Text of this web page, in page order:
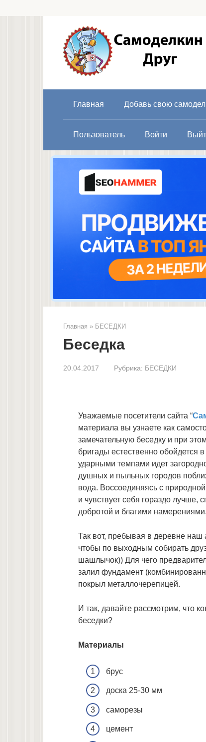
Главная Добавь свою
Пользователь Войти
Главная » БЕСЕДКИ
Беседка
20.04.2017 Рубрика: БЕСЕДКИ
Уважаемые посетители сайта “
материала вы узнаете как
замечательную беседку и при
бригады естественно обойдется в
ударными темпами идет
душных и пыльных городов
вода. Воссоединяясь с
и чувствует себя гораздо
добротой и благими
Так вот, пребывая в деревне наш
чтобы по выходным собирать
шашлычок)) Для чего
залил фундамент
покрыл металлочерепицей.
И так, давайте рассмотрим, что
беседки?
Материалы
брус
доска 25-30 мм
саморезы
цемент